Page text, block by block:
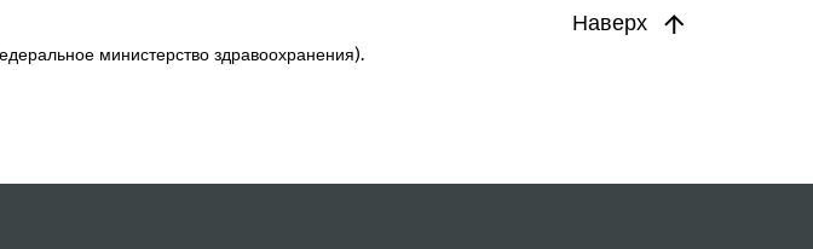
Наверх
министерство здравоохранения).